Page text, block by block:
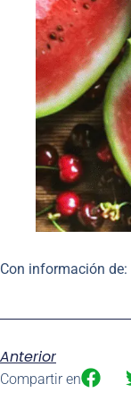
Con información de:
Anterior
Compartir en